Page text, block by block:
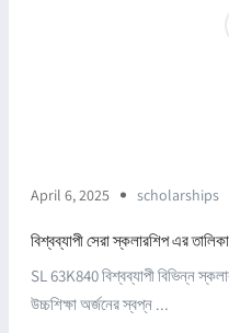
April 6, 2025 scholarships
বিশ্বব্যাপী সেরা স্কলারশিপ এর তালিকা
SL 63K840 বিশ্বব্যাপী বিভিন্ন
উচ্চশিক্ষা অর্জনের স্বপ্ন ...